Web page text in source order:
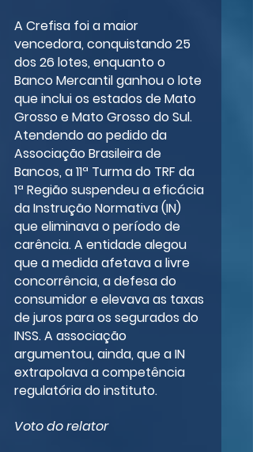
A Crefisa foi a maior
vencedora, conquistando 25
dos 26 lotes, enquanto o
Banco Mercantil ganhou o lote
que inclui os estados de Mato
Grosso e Mato Grosso do Sul.
Atendendo ao pedido da
Associação Brasileira de
Bancos, a 11ª Turma do TRF da
1ª Região suspendeu a eficácia
da Instrução Normativa (IN)
que eliminava o período de
carência. A entidade alegou
que a medida afetava a livre
concorrência, a defesa do
consumidor e elevava as taxas
de juros para os segurados do
INSS. A associação
argumentou, ainda, que a IN
extrapolava a competência
regulatória do instituto.
Voto do relator